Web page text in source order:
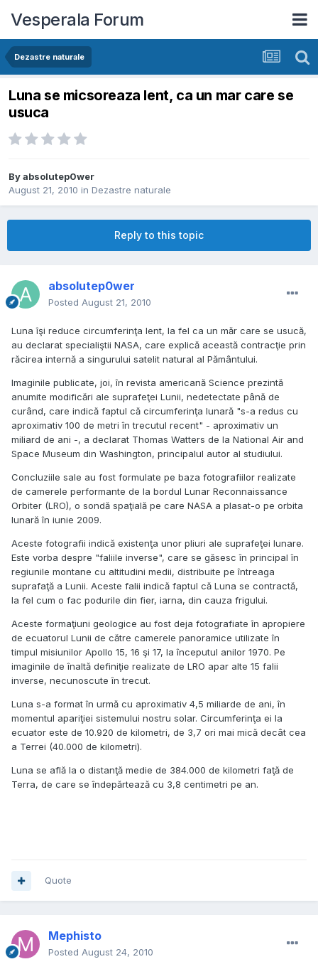
Vesperala Forum
Dezastre naturale
Luna se micsoreaza lent, ca un mar care se
usuca
Byabsolutep0wer
August 21, 2010 in Dezastre naturale
Reply to this topic
absolutep0wer
Posted August 21, 2010
Luna îşi reduce circumferinţa lent, la fel ca un măr care se usucă,
au declarat specialiştii NASA, care explică această contracţie prin
răcirea internă a singurului satelit natural al Pământului.
Imaginile publicate, joi, în revista americană Science prezintă
anumite modificări ale suprafeţei Lunii, nedetectate până de
curând, care indică faptul că circumferinţa lunară "s-a redus cu
aproximativ 100 de metri în trecutul recent" - aproximativ un
miliard de ani -, a declarat Thomas Watters de la National Air and
Space Museum din Washington, principalul autor al studiului.
Concluziile sale au fost formulate pe baza fotografiilor realizate
de camerele performante de la bordul Lunar Reconnaissance
Orbiter (LRO), o sondă spaţială pe care NASA a plasat-o pe orbita
lunară în iunie 2009.
Aceste fotografii indică existenţa unor pliuri ale suprafeţei lunare.
Este vorba despre "faliile inverse", care se găsesc în principal în
regiunile montane cu altitudini medii, distribuite pe întreaga
suprafaţă a Lunii. Aceste falii indică faptul că Luna se contractă,
la fel cum o fac podurile din fier, iarna, din cauza frigului.
Aceste formaţiuni geologice au fost deja fotografiate în apropiere
de ecuatorul Lunii de către camerele panoramice utilizate în
timpul misiunilor Apollo 15, 16 şi 17, la începutul anilor 1970. Pe
imaginile de înaltă definiţie realizate de LRO apar alte 15 falii
inverse, necunoscute în trecut.
Luna s-a format în urmă cu aproximativ 4,5 miliarde de ani, în
momentul apariţiei sistemului nostru solar. Circumferinţa ei la
ecuator este de 10.920 de kilometri, de 3,7 ori mai mică decât cea
a Terrei (40.000 de kilometri).
Luna se află la o distanţă medie de 384.000 de kilometri faţă de
Terra, de care se îndepărtează cu 3,8 centimetri pe an.
Quote
Mephisto
Posted August 24, 2010